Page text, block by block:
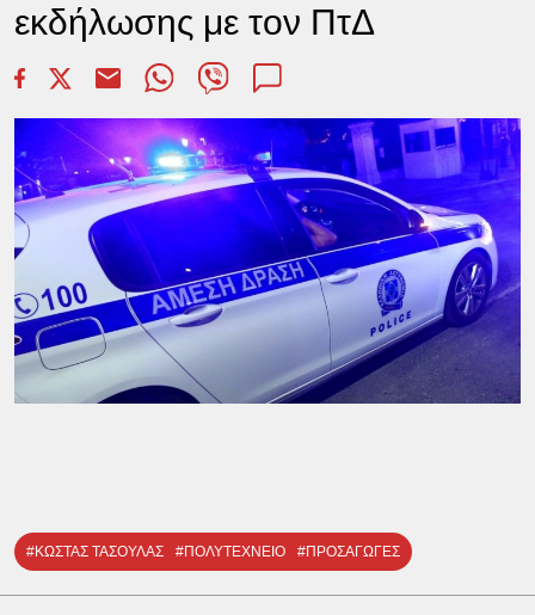
εκδήλωσης με τον ΠτΔ
#ΚΩΣΤΑΣ ΤΑΣΟΥΛΑΣ #ΠΟΛΥΤΕΧΝΕΙΟ #ΠΡΟΣΑΓΩΓΕΣ